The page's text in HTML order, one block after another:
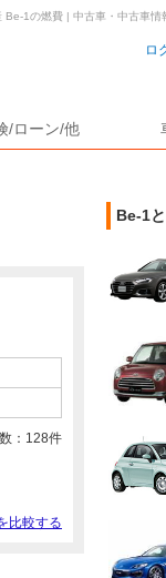
ロ
/ローン/他
Be-1の燃費 | 中古車・中古車情
： 128件
比較する
Be-1